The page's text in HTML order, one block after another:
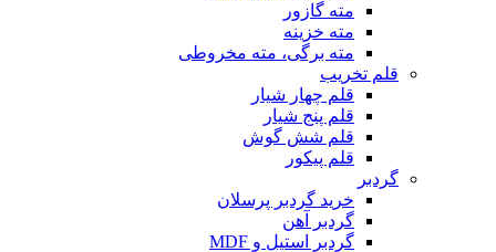
مته گازور
مته خزینه
مته برگی، مته مخروطی
قلم تخریب
قلم چهار شیار
قلم پنج شیار
قلم شش گوش
قلم پیکور
گردبر
خرید گردبر پرسلان
گردبر آهن
گردبر استیل و MDF